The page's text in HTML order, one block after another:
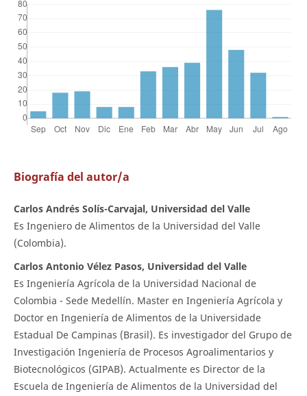
Biografía del autor/a
Carlos Andrés Solís-Carvajal, Universidad del Valle
Es Ingeniero de Alimentos de la Universidad del Valle
(Colombia).
Carlos Antonio Vélez Pasos, Universidad del Valle
Es Ingeniería Agrícola de la Universidad Nacional de
Colombia - Sede Medellín. Master en Ingeniería Agrícola y
Doctor en Ingeniería de Alimentos de la Universidade
Estadual De Campinas (Brasil). Es investigador del Grupo de
Investigación Ingeniería de Procesos Agroalimentarios y
Biotecnológicos (GIPAB). Actualmente es Director de la
Escuela de Ingeniería de Alimentos de la Universidad del